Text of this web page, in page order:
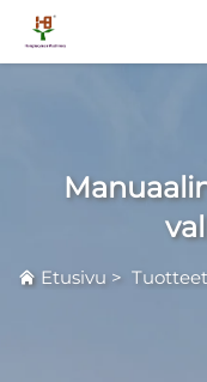
Käyttö
Etusivu > Tuotteet